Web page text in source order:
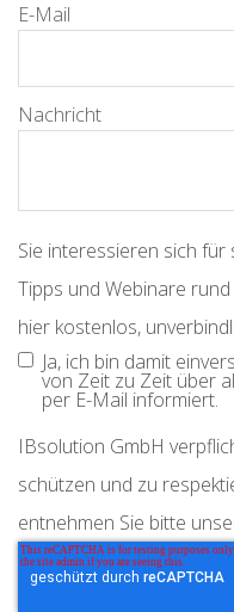
E-Mail
Nachricht
Sie interessieren sich
Tipps und Webinare
hier kostenlos,
Ja, ich bin damit
von Zeit zu Zeit über
per E-Mail informiert.
IBsolution GmbH
schützen und zu
entnehmen Sie bitte